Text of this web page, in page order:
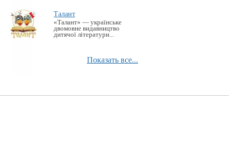
Талант
«Талант» — українське
двомовне видавництво
дитячої літератури...
Показать все...